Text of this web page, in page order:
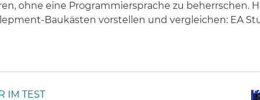
ohne eine Programmiersprache zu beherrschen.
Baukästen vorstellen und vergleichen: EA
IM TEST